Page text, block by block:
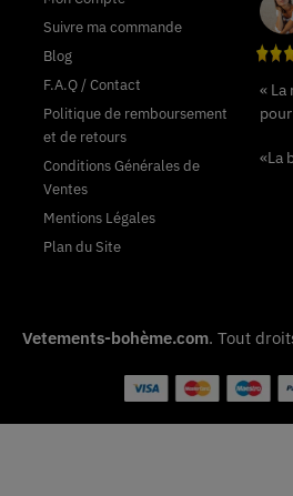
Suivre ma commande
Blog
F.A.Q / Contact
Politique de remboursement
et de retours
Conditions Générales de
Ventes
Mentions Légales
Plan du Site
«
«La
Vetements-bohème.com. Tout